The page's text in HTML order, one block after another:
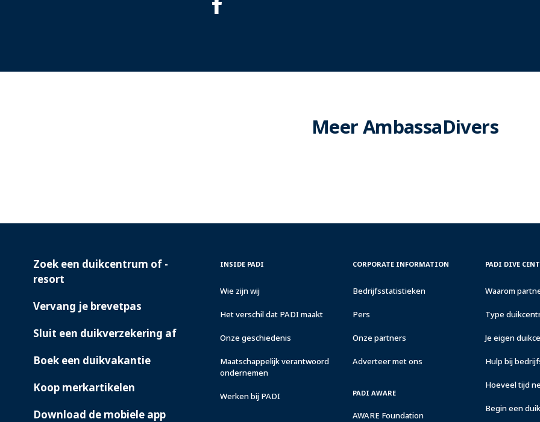
Meer AmbassaDivers
PADI
Zoek een duikcentrum of -
resort
Vervang je brevetpas
Sluit een duikverzekering af
Boek een duikvakantie
Koop merkartikelen
Download de mobiele app
INSIDE
INSIDE PADI
Wie zijn wij
Het verschil dat PADI maakt
Onze geschiedenis
Maatschappelijk verantwoord
ondernemen
Werken bij PADI
CORPORATE
CORPORATE INFORMATION
Bedrijfsstatistieken
Pers
Onze partners
Adverteer met ons
PADI AWARE
AWARE Foundation
PADI
&
PADI DIVE
Waarom
Type
Je eigen
Hulp bij
Hoeveel tijd
Begin een